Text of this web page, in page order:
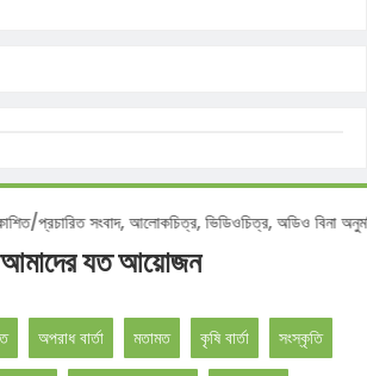
প্রকাশিত/প্রচারিত সংবাদ, আলোকচিত্র, ভিডিওচিত্র, অডিও
আমাদের যত আয়োজন
অপরাধ বার্তা মতামত কৃষি বার্তা সংস্কৃতি